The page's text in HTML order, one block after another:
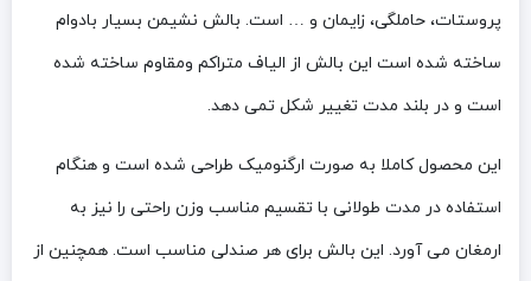
پروستات، حاملگی، زایمان‏ و … است. بالش نشیمن بسیار بادوام‏
ساخته شده است این بالش از الیاف متراکم ومقاوم ساخته شده
است و در بلند مدت تغییر شکل تمی دهد.
این محصول کاملا به صورت ارگنومیک طراحی شده است و هنگام
استفاده در مدت طولانی با تقسیم مناسب وزن راحتی را نیز به
ارمغان می آورد. این بالش برای هر صندلی مناسب است. همچنین از